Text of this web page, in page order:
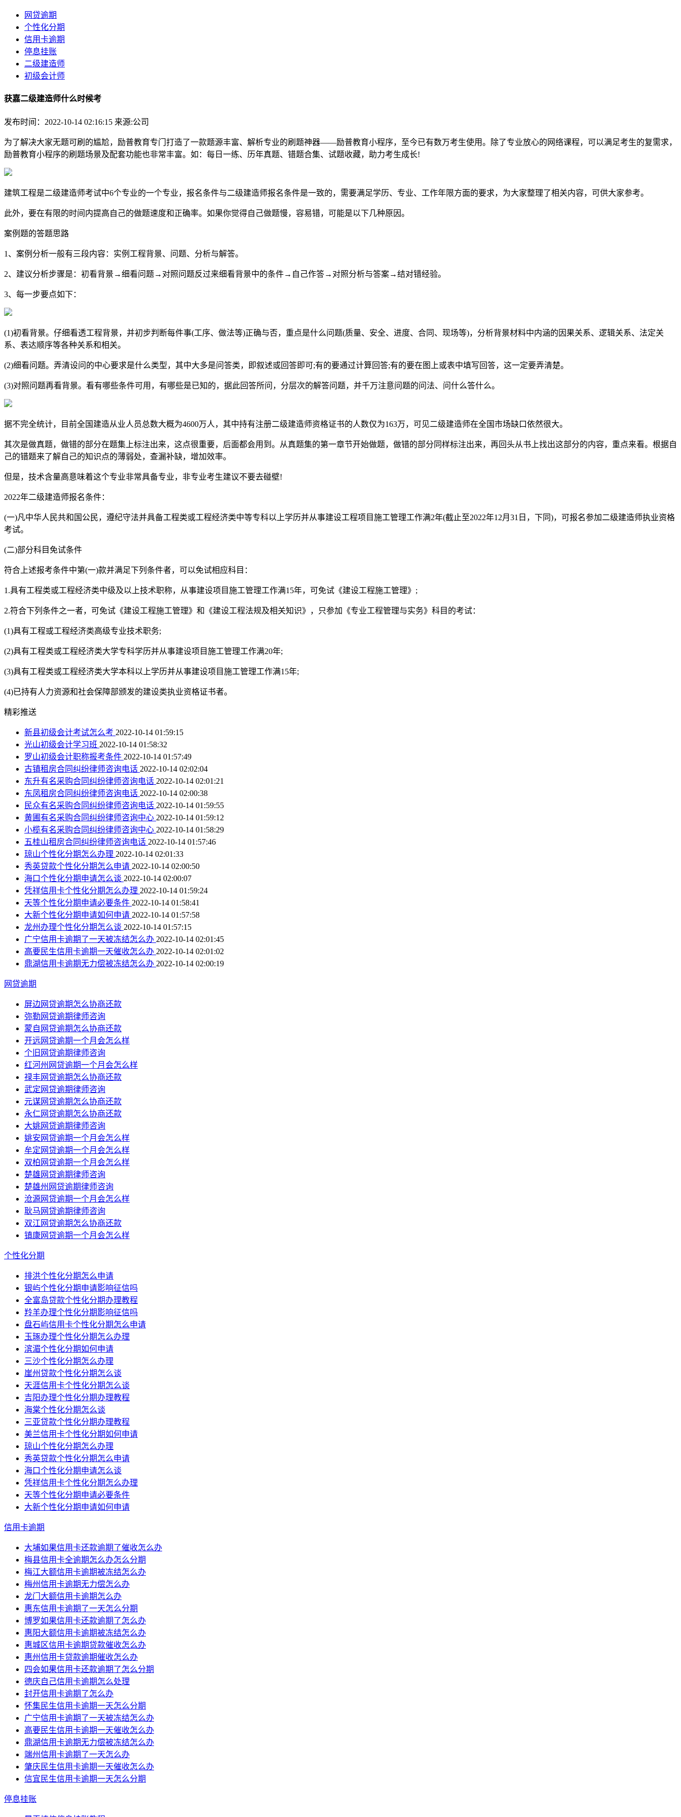
网贷逾期
个性化分期
信用卡逾期
停息挂账
二级建造师
初级会计师
获嘉二级建造师什么时候考
发布时间：2022-10-14 02:16:15 来源:公司
为了解决大家无题可刷的尴尬，励普教育专门打造了一款题源丰富、解析专业的刷题神器——励普教育小程序，至今已有数万考生使用。除了专业放心的网络课程，可以满足考生的复需求，
励普教育小程序的刷题场景及配套功能也非常丰富。如：每日一练、历年真题、错题合集、试题收藏，助力考生成长!
建筑工程是二级建造师考试中6个专业的一个专业，报名条件与二级建造师报名条件是一致的，需要满足学历、专业、工作年限方面的要求，为大家整理了相关内容，可供大家参考。
此外，要在有限的时间内提高自己的做题速度和正确率。如果你觉得自己做题慢，容易错，可能是以下几种原因。
案例题的答题思路
1、案例分析一般有三段内容：实例工程背景、问题、分析与解答。
2、建议分析步骤是：初看背景→细看问题→对照问题反过来细看背景中的条件→自己作答→对照分析与答案→结对错经验。
3、每一步要点如下：
(1)初看背景。仔细看透工程背景，并初步判断每件事(工序、做法等)正确与否，重点是什么问题(质量、安全、进度、合同、现场等)，分析背景材料中内涵的因果关系、逻辑关系、法定关
系、表达顺序等各种关系和相关。
(2)细看问题。弄清设问的中心要求是什么类型，其中大多是问答类，即叙述或回答即可;有的要通过计算回答;有的要在图上或表中填写回答，这一定要弄清楚。
(3)对照问题再看背景。看有哪些条件可用，有哪些是已知的，据此回答所问，分层次的解答问题，并千万注意问题的问法、问什么答什么。
据不完全统计，目前全国建造从业人员总数大概为4600万人，其中持有注册二级建造师资格证书的人数仅为163万，可见二级建造师在全国市场缺口依然很大。
其次是做真题，做错的部分在题集上标注出来，这点很重要，后面都会用到。从真题集的第一章节开始做题，做错的部分同样标注出来，再回头从书上找出这部分的内容，重点来看。根据自
己的错题来了解自己的知识点的薄弱处，查漏补缺，增加效率。
但是，技术含量高意味着这个专业非常具备专业，非专业考生建议不要去碰壁!
2022年二级建造师报名条件：
(一)凡中华人民共和国公民，遵纪守法并具备工程类或工程经济类中等专科以上学历并从事建设工程项目施工管理工作满2年(截止至2022年12月31日，下同)，可报名参加二级建造师执业资格
考试。
(二)部分科目免试条件
符合上述报考条件中第(一)款并满足下列条件者，可以免试相应科目：
1.具有工程类或工程经济类中级及以上技术职称，从事建设项目施工管理工作满15年，可免试《建设工程施工管理》;
2.符合下列条件之一者，可免试《建设工程施工管理》和《建设工程法规及相关知识》，只参加《专业工程管理与实务》科目的考试：
(1)具有工程或工程经济类高级专业技术职务;
(2)具有工程类或工程经济类大学专科学历并从事建设项目施工管理工作满20年;
(3)具有工程类或工程经济类大学本科以上学历并从事建设项目施工管理工作满15年;
(4)已持有人力资源和社会保障部颁发的建设类执业资格证书者。
精彩推送
新县初级会计考试怎么考 2022-10-14 01:59:15
光山初级会计学习班 2022-10-14 01:58:32
罗山初级会计职称报考条件 2022-10-14 01:57:49
古镇租房合同纠纷律师咨询电话 2022-10-14 02:02:04
东升有名采购合同纠纷律师咨询电话 2022-10-14 02:01:21
东凤租房合同纠纷律师咨询电话 2022-10-14 02:00:38
民众有名采购合同纠纷律师咨询电话 2022-10-14 01:59:55
黄圃有名采购合同纠纷律师咨询中心 2022-10-14 01:59:12
小榄有名采购合同纠纷律师咨询中心 2022-10-14 01:58:29
五桂山租房合同纠纷律师咨询电话 2022-10-14 01:57:46
琼山个性化分期怎么办理 2022-10-14 02:01:33
秀英贷款个性化分期怎么申请 2022-10-14 02:00:50
海口个性化分期申请怎么谈 2022-10-14 02:00:07
凭祥信用卡个性化分期怎么办理 2022-10-14 01:59:24
天等个性化分期申请必要条件 2022-10-14 01:58:41
大新个性化分期申请如何申请 2022-10-14 01:57:58
龙州办理个性化分期怎么谈 2022-10-14 01:57:15
广宁信用卡逾期了一天被冻结怎么办 2022-10-14 02:01:45
高要民生信用卡逾期一天催收怎么办 2022-10-14 02:01:02
鼎湖信用卡逾期无力偿被冻结怎么办 2022-10-14 02:00:19
网贷逾期
屏边网贷逾期怎么协商还款
弥勒网贷逾期律师咨询
蒙自网贷逾期怎么协商还款
开远网贷逾期一个月会怎么样
个旧网贷逾期律师咨询
红河州网贷逾期一个月会怎么样
禄丰网贷逾期怎么协商还款
武定网贷逾期律师咨询
元谋网贷逾期怎么协商还款
永仁网贷逾期怎么协商还款
大姚网贷逾期律师咨询
姚安网贷逾期一个月会怎么样
牟定网贷逾期一个月会怎么样
双柏网贷逾期一个月会怎么样
楚雄网贷逾期律师咨询
楚雄州网贷逾期律师咨询
沧源网贷逾期一个月会怎么样
耿马网贷逾期律师咨询
双江网贷逾期怎么协商还款
镇康网贷逾期一个月会怎么样
个性化分期
排洪个性化分期怎么申请
银屿个性化分期申请影响征信吗
全富岛贷款个性化分期办理教程
羚羊办理个性化分期影响征信吗
盘石屿信用卡个性化分期怎么申请
玉琢办理个性化分期怎么办理
滨湄个性化分期如何申请
三沙个性化分期怎么办理
崖州贷款个性化分期怎么谈
天涯信用卡个性化分期怎么谈
吉阳办理个性化分期办理教程
海棠个性化分期怎么谈
三亚贷款个性化分期办理教程
美兰信用卡个性化分期如何申请
琼山个性化分期怎么办理
秀英贷款个性化分期怎么申请
海口个性化分期申请怎么谈
凭祥信用卡个性化分期怎么办理
天等个性化分期申请必要条件
大新个性化分期申请如何申请
信用卡逾期
大埔如果信用卡还款逾期了催收怎么办
梅县信用卡全逾期怎么办怎么分期
梅江大额信用卡逾期被冻结怎么办
梅州信用卡逾期无力偿怎么办
龙门大额信用卡逾期怎么办
惠东信用卡逾期了一天怎么分期
博罗如果信用卡还款逾期了怎么办
惠阳大额信用卡逾期被冻结怎么办
惠城区信用卡逾期贷款催收怎么办
惠州信用卡贷款逾期催收怎么办
四会如果信用卡还款逾期了怎么分期
德庆自己信用卡逾期怎么处理
封开信用卡逾期了怎么办
怀集民生信用卡逾期一天怎么分期
广宁信用卡逾期了一天被冻结怎么办
高要民生信用卡逾期一天催收怎么办
鼎湖信用卡逾期无力偿被冻结怎么办
端州信用卡逾期了一天怎么办
肇庆民生信用卡逾期一天催收怎么办
信宜民生信用卡逾期一天怎么分期
停息挂账